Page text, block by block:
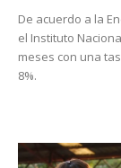
De acuerdo a la
el Instituto
meses con una
8%.